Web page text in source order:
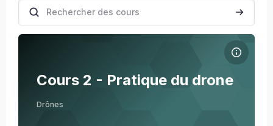
Rechercher des cours
Image de cours Cours 2 - Pratique du drone
Image de cours
Nom du cours
Cours 2 - Pratique du drone
Drônes